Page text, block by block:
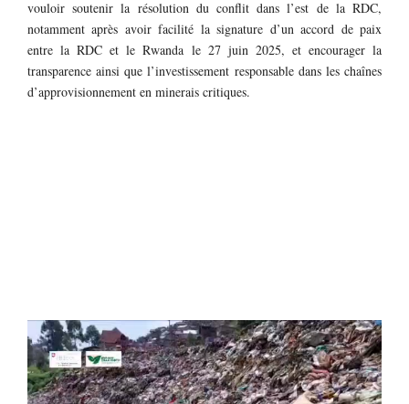
vouloir soutenir la résolution du conflit dans l’est de la RDC,
notamment après avoir facilité la signature d’un accord de paix
entre la RDC et le Rwanda le 27 juin 2025, et encourager la
transparence ainsi que l’investissement responsable dans les chaînes
d’approvisionnement en minerais critiques.